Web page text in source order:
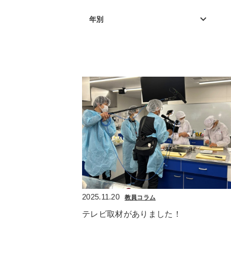
年別
2025.11.20 教員コラム
テレビ取材がありました！